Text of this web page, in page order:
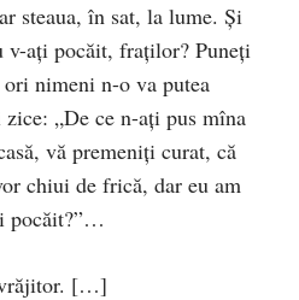
steaua, în sat, la lume. Şi
v-aţi pocăit, fraţilor? Puneţi
nimeni n-o va putea
„De ce n-aţi pus mîna
vă premeniţi curat, că
chiui de frică, dar eu am
pocăit?”…
[…]